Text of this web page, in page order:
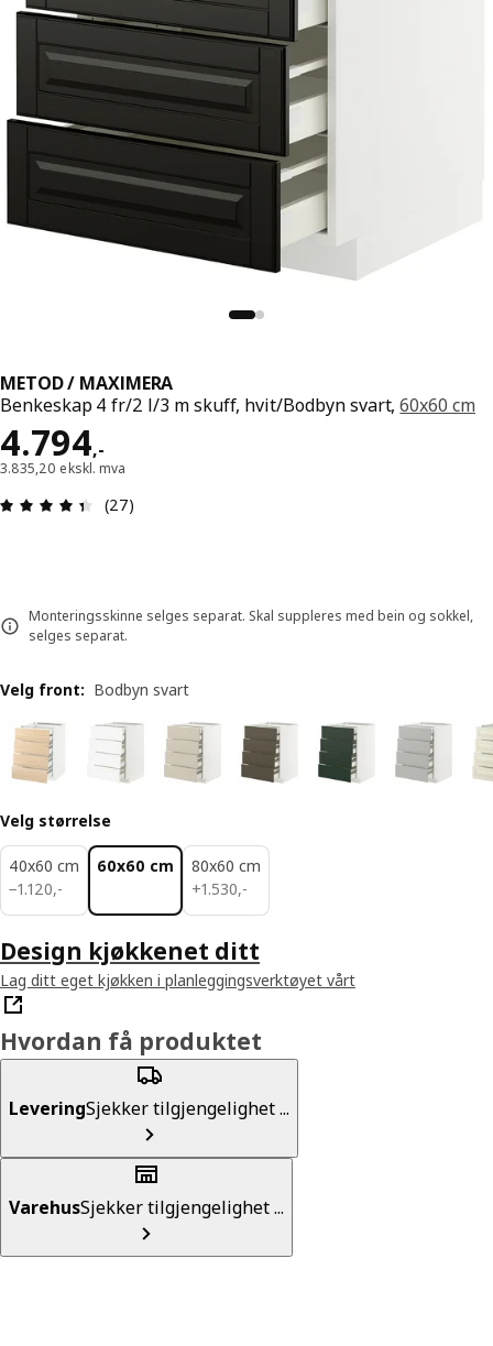
METOD / MAXIMERA
Benkeskap 4 fr/2 l/3 m skuff, hvit/Bodbyn svart,60x60 cm
4.794,-
Pris 4794,-
3.835,20 ekskl. mva
Produktomtale: 4.4 ingen kundevurdering 5
(27)
Monteringsskinne selges separat. Skal suppleres med bein og sokkel,
selges separat.
Velg front: Bodbyn svart
Velg størrelse
40x60 cm
−1.120,-
1120,-
60x60 cm
80x60 cm
+1.530,-
1530,-
Design kjøkkenet ditt
Lag ditt eget kjøkken i planleggingsverktøyet vårt
Hvordan få produktet
LeveringSjekker tilgjengelighet ...
VarehusSjekker tilgjengelighet ...